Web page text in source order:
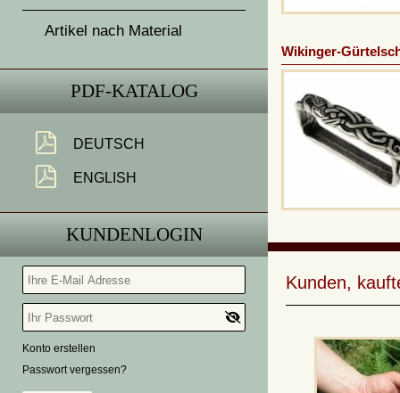
Artikel nach Material
PDF-KATALOG
DEUTSCH
ENGLISH
KUNDENLOGIN
Konto erstellen
Passwort vergessen?
Wikinger-
Kunden,